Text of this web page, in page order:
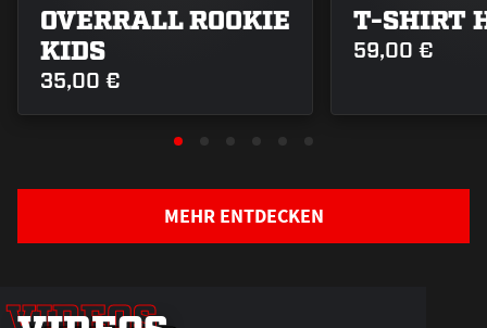
OVERRALL ROOKIE
KIDS
35,00 €
T-SHIRT
59,00 €
MEHR ENTDECKEN
VIDEOS
Verbunden
unser